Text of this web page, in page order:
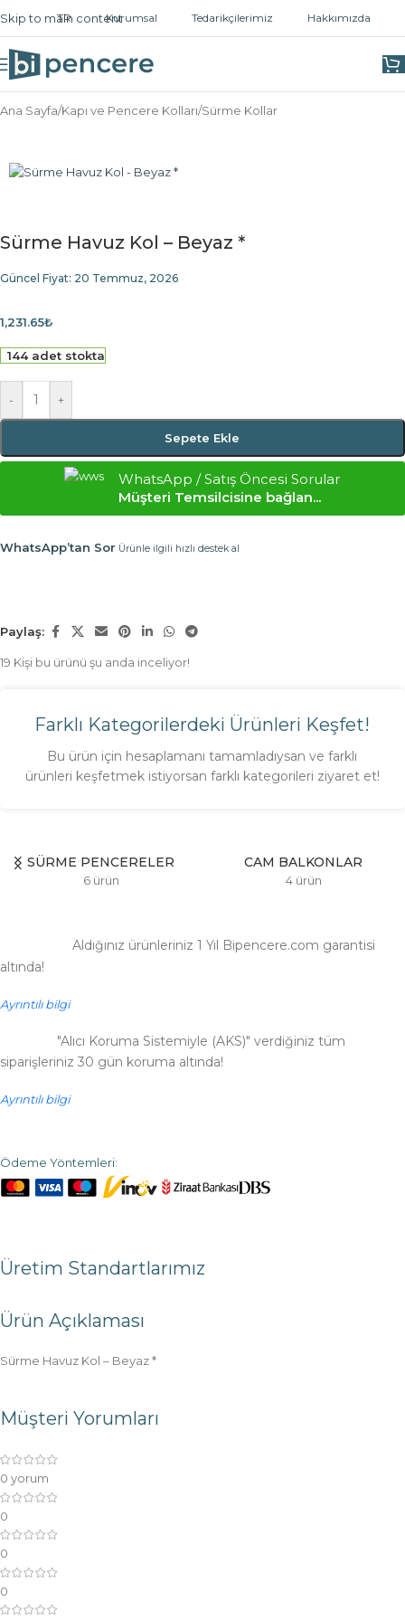
Skip to main content
TR Kurumsal Tedarikçilerimiz Hakkımızda
Ana Sayfa/Kapı ve Pencere Kolları/Sürme Kollar
Sürme Havuz Kol – Beyaz *
Güncel Fiyat: 20 Temmuz, 2026
1,231.65₺
144 adet stokta
- +
Sepete Ekle
WhatsApp / Satış Öncesi Sorular
Müşteri Temsilcisine bağlan...
WhatsApp’tan Sor Ürünle ilgili hızlı destek al
Paylaş:
19 Kişi bu ürünü şu anda inceliyor!
Farklı Kategorilerdeki Ürünleri Keşfet!
Bu ürün için hesaplamanı tamamladıysan ve farklı
ürünleri keşfetmek istiyorsan farklı kategorileri ziyaret et!
SÜRME PENCERELER
6 ürün
CAM BALKONLAR
4 ürün
Aldığınız ürünleriniz 1 Yıl Bipencere.com garantisi
altında!
Ayrıntılı bilgi
"Alıcı Koruma Sistemiyle (AKS)" verdiğiniz tüm
siparişleriniz 30 gün koruma altında!
Ayrıntılı bilgi
Ödeme Yöntemleri:
Ürün Açıklaması
Sürme Havuz Kol – Beyaz *
Üretim Standartlarımız
Müşteri Yorumları
0 yorum
0
0
0